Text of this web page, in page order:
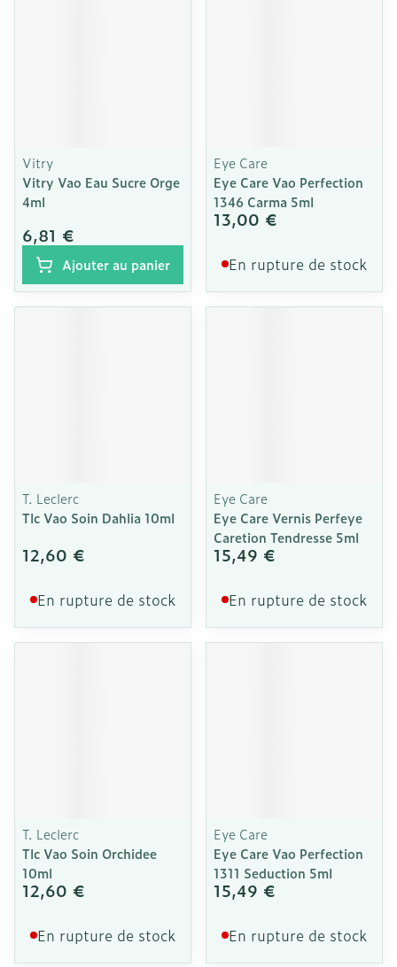
Vitry
Vitry Vao Eau Sucre Orge
4ml
6,81 €
Ajouter au panier
Eye Care
Eye Care Vao Perfection
1346 Carma 5ml
13,00 €
En rupture de stock
T. Leclerc
Tlc Vao Soin Dahlia 10ml
12,60 €
En rupture de stock
Eye Care
Eye Care Vernis Perfeye
Caretion Tendresse 5ml
15,49 €
En rupture de stock
T. Leclerc
Tlc Vao Soin Orchidee
10ml
12,60 €
En rupture de stock
Eye Care
Eye Care Vao Perfection
1311 Seduction 5ml
15,49 €
En rupture de stock